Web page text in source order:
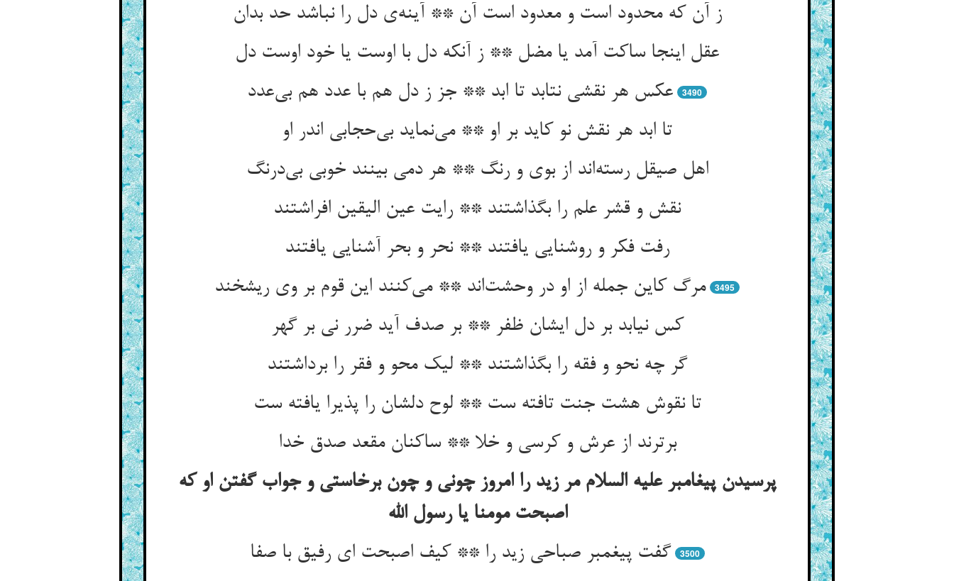
ز آن که محدود است و معدود است آن ** آینه‌‌ی دل را نباشد حد بدان‌‌
عکس هر نقشی نتابد تا ابد ** جز ز دل هم با عدد هم بی‌‌عدد
3490
تا ابد هر نقش نو کاید بر او ** می‌‌نماید بی‌‌حجابی اندر او
اهل صیقل رسته‌‌اند از بوی و رنگ ** هر دمی بینند خوبی بی‌‌درنگ‌‌
نقش و قشر علم را بگذاشتند ** رایت عین الیقین افراشتند
رفت فکر و روشنایی یافتند ** نحر و بحر آشنایی یافتند
مرگ کاین جمله از او در وحشت‌‌اند ** می‌‌کنند این قوم بر وی ریشخند
3495
کس نیابد بر دل ایشان ظفر ** بر صدف آید ضرر نی بر گهر
گر چه نحو و فقه را بگذاشتند ** لیک محو و فقر را برداشتند
تا نقوش هشت جنت تافته ست ** لوح دلشان را پذیرا یافته ست‌‌
برترند از عرش و کرسی و خلا ** ساکنان مقعد صدق خدا
پرسیدن پیغامبر علیه السلام مر زید را امروز چونی و چون برخاستی و جواب گفتن او که
اصبحت مومنا یا رسول الله‌‌
گفت پیغمبر صباحی زید را ** کیف اصبحت ای رفیق با صفا
3500